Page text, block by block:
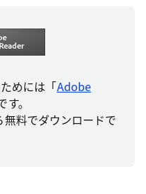
めには「Adobe
。
料でダウンロードで